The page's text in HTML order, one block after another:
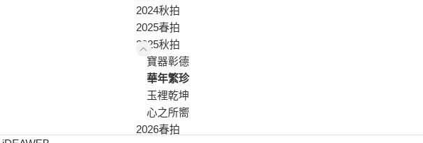
2024秋拍
2025春拍
2025秋拍
寶器彰德
華年繁珍
玉裡乾坤
心之所嚮
2026春拍